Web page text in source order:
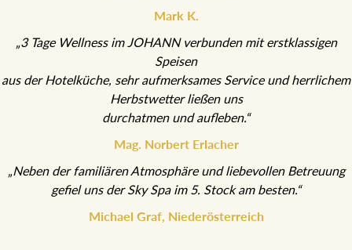
Mark K.
„3 Tage Wellness im JOHANN verbunden mit erstklassigen
Speisen
aus der Hotelküche, sehr aufmerksames Service und
herrlichem Herbstwetter ließen uns
durchatmen und aufleben.“
Mag. Norbert Erlacher
„Neben der familiären Atmosphäre und liebevollen Betreuung
gefiel uns der Sky Spa im 5. Stock am besten.“